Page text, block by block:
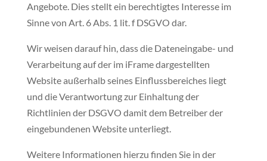
Angebote. Dies stellt ein berechtigtes Interesse im
Sinne von Art. 6 Abs. 1 lit. f DSGVO dar.
Wir weisen darauf hin, dass die Dateneingabe- und
Verarbeitung auf der im iFrame dargestellten
Website außerhalb seines Einflussbereiches liegt
und die Verantwortung zur Einhaltung der
Richtlinien der DSGVO damit dem Betreiber der
eingebundenen Website unterliegt.
Weitere Informationen hierzu finden Sie in der